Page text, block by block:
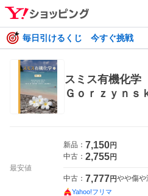
毎日引けるくじ 今すぐ挑戦
スミス有機化
Ｇｏｒｚｙｎ
最安値
新品： 7,150円
中古： 2,755円
中古： 7,777円やや傷や
Yahoo!フリマ